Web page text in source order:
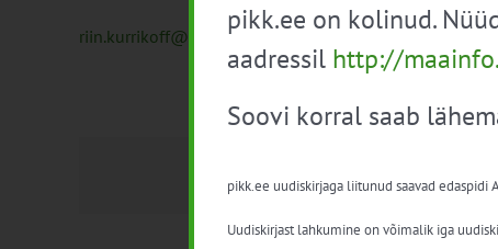
riin.kurrikoff@mes.ee
pikk.ee on kolinud.
aadressil http://
Soovi korral saab
pikk.ee uudiskirjaga liitunud saavad edaspidi
Uudiskirjast lahkumine on võimalik iga